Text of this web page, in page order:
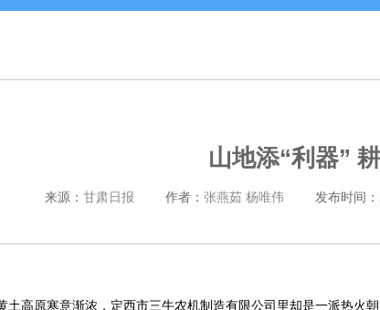
山地添“利器”
来源： 甘肃日报 作者： 张燕茹 杨唯伟 发布时间：
土高原寒意渐浓，定西市三牛农机制造有限公司里却是一派热火